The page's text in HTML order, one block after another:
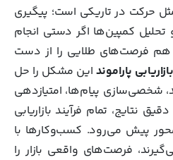
مثل حرکت در تاریکی است؛ پیگیری
تحلیل کمپین‌ها اگر دستی انجام
فرصت‌های طلایی را از دست
پاراموند این مشکل را حل
شخصی‌سازی پیام‌ها، امتیازدهی
نتایج، تمام فرآیند بازاریابی
پیش می‌رود. کسب‌وکارها با
فرصت‌های واقعی بازار را